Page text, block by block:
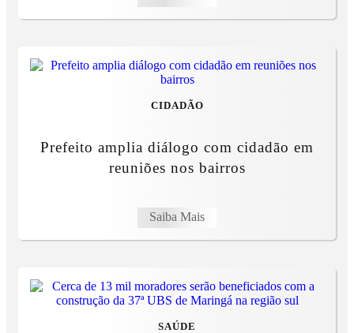
CIDADÃO
Prefeito amplia diálogo com cidadão em
reuniões nos bairros
Saiba Mais
SAÚDE